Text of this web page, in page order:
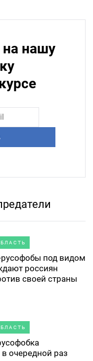
нашу
под видом
россиян
своей страны
очередной раз